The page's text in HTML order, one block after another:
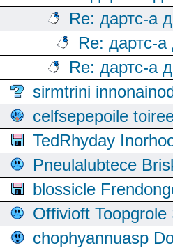
Re: дартс-а
Re: дартс-
Re: дартс-а
sirmtrini
celfsepepoile
TedRhyday
Pneulalubtece
blossicle
Offivioft
chophyannuasp